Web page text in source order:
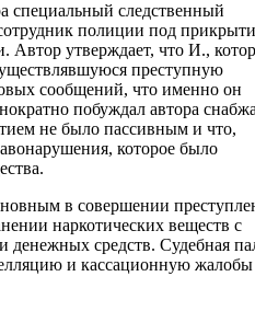
специальный следственный
полиции под
Автор утверждает, что И.,
преступную
сообщений, что именно он
побуждал автора
не было пассивным и что,
которое было
в совершении
наркотических веществ с
средств. Судебная
и кассационную жалобы